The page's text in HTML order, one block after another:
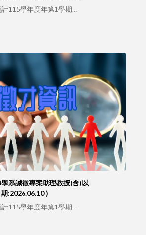
115學年度年第1學期…
系誠徵專案助理教授(含)以
:2026.06.10 )
115學年度年第1學期…